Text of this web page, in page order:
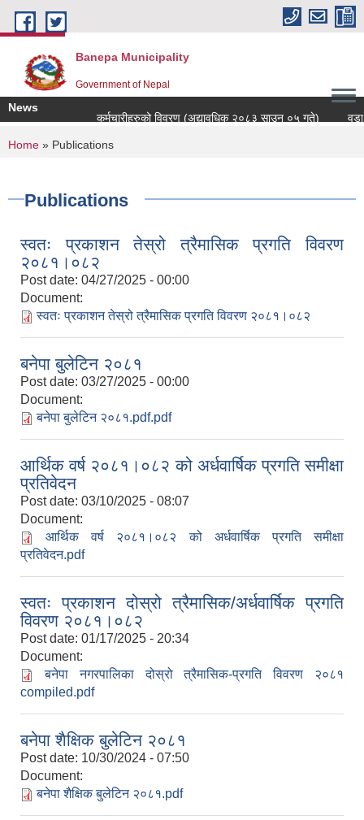
Skip to main content
Banepa Municipality
Government of Nepal
News
कर्मचारीहरुको विवरण (अद्यावधिक २०८३ साउन ०५ गते)
वडा
You are here
Home » Publications
Publications
स्वतः प्रकाशन तेस्रो त्रैमासिक प्रगति विवरण
२०८१।०८२
Post date: 04/27/2025 - 00:00
Document:
स्वतः प्रकाशन तेस्रो त्रैमासिक प्रगति विवरण २०८१।०८२
बनेपा बुलेटिन २०८१
Post date: 03/27/2025 - 00:00
Document:
बनेपा बुलेटिन २०८१.pdf.pdf
आर्थिक वर्ष २०८१।०८२ को अर्धवार्षिक प्रगति समीक्षा
प्रतिवेदन
Post date: 03/10/2025 - 08:07
Document:
आर्थिक वर्ष २०८१।०८२ को अर्धवार्षिक प्रगति समीक्षा
प्रतिवेदन.pdf
स्वतः प्रकाशन दोस्रो त्रैमासिक/अर्धवार्षिक प्रगति
विवरण २०८१।०८२
Post date: 01/17/2025 - 20:34
Document:
बनेपा नगरपालिका दोस्रो त्रैमासिक-प्रगति विवरण २०८१
compiled.pdf
बनेपा शैक्षिक बुलेटिन २०८१
Post date: 10/30/2024 - 07:50
Document:
बनेपा शैक्षिक बुलेटिन २०८१.pdf